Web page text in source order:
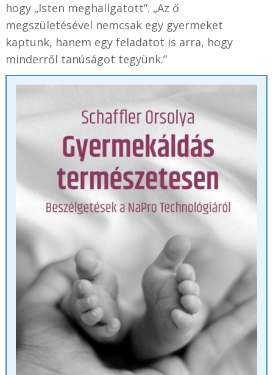
hogy „Isten meghallgatott”. „Az ő
megszületésével nemcsak egy gyermeket
kaptunk, hanem egy feladatot is arra, hogy
minderről tanúságot tegyünk.”